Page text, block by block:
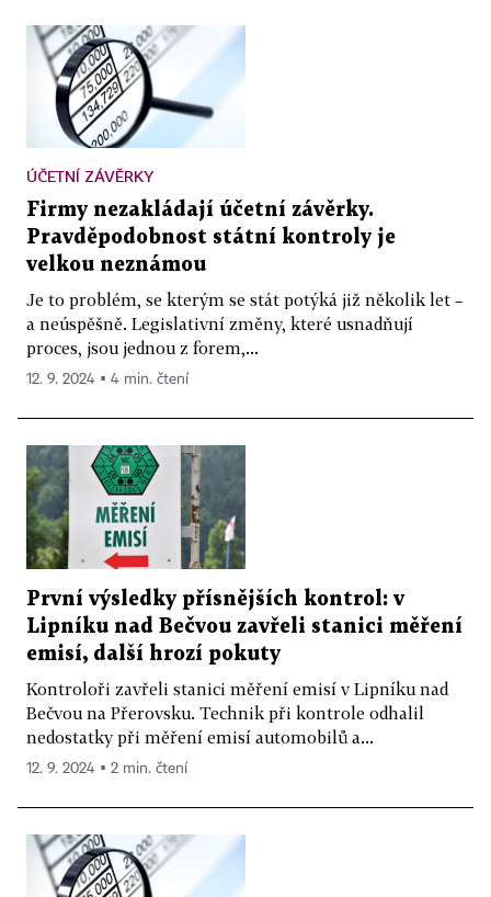
ÚČETNÍ ZÁVĚRKY
Firmy nezakládají účetní závěrky.
Pravděpodobnost státní kontroly je
velkou neznámou
Je to problém, se kterým se stát potýká již několik let –
a neúspěšně. Legislativní změny, které usnadňují
proces, jsou jednou z forem,...
12. 9. 2024 ▪ 4 min. čtení
První výsledky přísnějších kontrol: v
Lipníku nad Bečvou zavřeli stanici měření
emisí, další hrozí pokuty
Kontroloři zavřeli stanici měření emisí v Lipníku nad
Bečvou na Přerovsku. Technik při kontrole odhalil
nedostatky při měření emisí automobilů a...
12. 9. 2024 ▪ 2 min. čtení